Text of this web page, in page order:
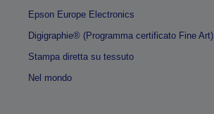
Epson Europe Electronics
Digigraphie® (Programma certificato Fine Art)
Stampa diretta su tessuto
Nel mondo